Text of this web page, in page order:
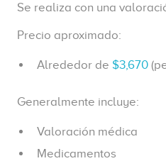
Se realiza con una
Precio aproximado:
Alrededor de $3,670
Generalmente incluye:
Valoración médica
Medicamentos